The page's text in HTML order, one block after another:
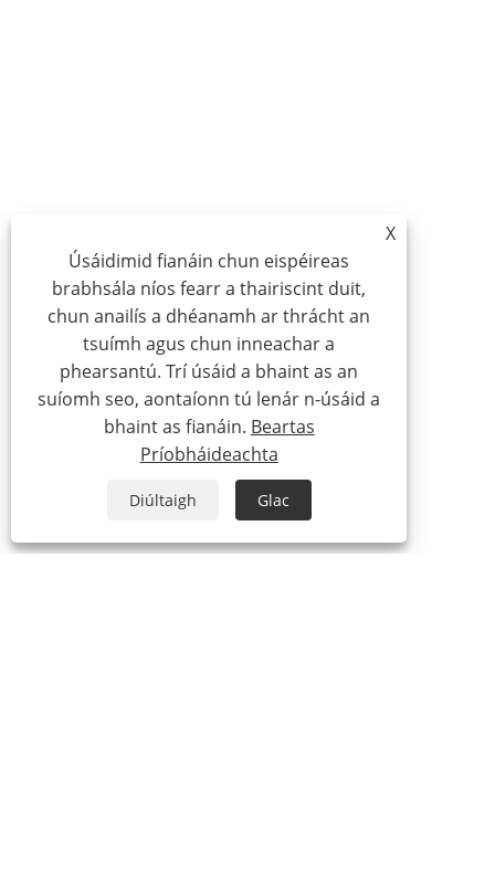
X
Úsáidimid fianáin chun eispéireas
brabhsála níos fearr a thairiscint duit,
chun anailís a dhéanamh ar thrácht an
tsuímh agus chun inneachar a
phearsantú. Trí úsáid a bhaint as an
suíomh seo, aontaíonn tú lenár n-úsáid a
bhaint as fianáin. Beartas
Príobháideachta
Diúltaigh Glac